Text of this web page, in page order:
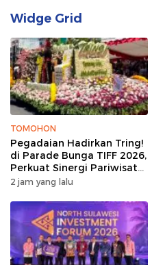
Widge Grid
TOMOHON
Pegadaian Hadirkan Tring!
di Parade Bunga TIFF 2026,
Perkuat Sinergi Pariwisata
Sulut
2 jam yang lalu